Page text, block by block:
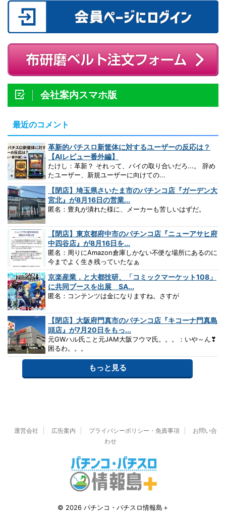
会社案内スマホ版
最近のコメント
革新的パチスロ新筐体に対するユーザーの反応は？
【AIレビュー番外編】
たけし：革新？ それって、パイの取り合いだろ...。 辞め
たユーザー、新規ユーザーに向けての...
【閉店】埼玉県さいたま市のパチンコ店『ガーデン大
宮北』が8月16日の営業...
匿名：豊丸が潰れた様に、メーカーも苦しいはずだ。
【閉店】東京都府中市のパチンコ店『ニューアサヒ府
中四谷店』が8月16日を...
匿名：周りにAmazon倉庫しかない不便な場所にあるのに
今までよく生き残っていたなぁ
京楽産業．と大都技研、「コミックマーケット108」
に共同ブースを出展 SA...
匿名：コンテンツは金になりますね。さすが
【閉店】大阪府門真市のパチンコ店『キコーナ門真島
頭店』が7月20日をもっ...
元GWハル氏こと元JAM大阪フウマ氏。。。：いや～ん❣
困るわ。。。
もっと見る
運営会社 広告案内 プライバシーポリシー・免責事項
お問い合
わせ
© 2026 パチンコ・パチスロ情報島＋